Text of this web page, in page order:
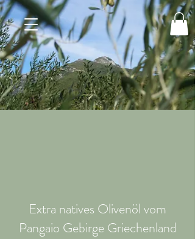
Extra natives Olivenöl vom
Pangaio Gebirge Griechenland